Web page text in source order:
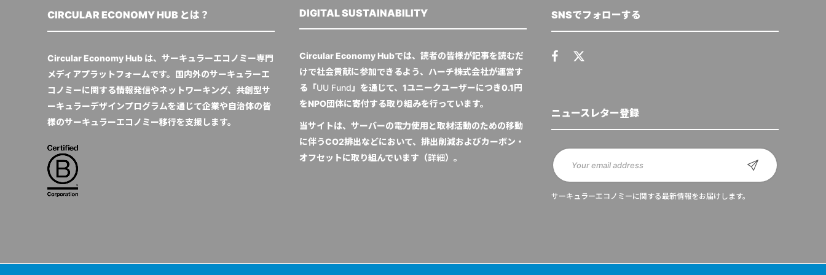
CIRCULAR ECONOMY HUB とは？
Circular Economy Hub は、サーキュラーエコノミー専門
メディアプラットフォームです。国内外のサーキュラーエ
コノミーに関する情報発信やネットワーキング、共創型サ
ーキュラーデザインプログラムを通じて企業や自治体の皆
様のサーキュラーエコノミー移行を支援します。
DIGITAL SUSTAINABILITY
Circular Economy Hubでは、読者の皆様が記事を読むだ
けで社会貢献に参加できるよう、ハーチ株式会社が運営す
る「UU Fund」を通じて、1ユニークユーザーにつき0.1円
をNPO団体に寄付する取り組みを行っています。
当サイトは、サーバーの電力使用と取材活動のための移動
に伴うCO2排出などにおいて、排出削減およびカーボン・
オフセットに取り組んでいます（詳細）。
SNSでフォローする
ニュースレター登録
サーキュラーエコノミーに関する最新情報をお届けします。